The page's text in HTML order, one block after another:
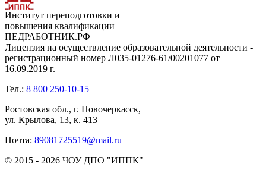
Институт переподготовки и
повышения квалификации
ПЕДРАБОТНИК.РФ
Лицензия на осуществление образовательной деятельности -
регистрационный номер Л035-01276-61/00201077 от
16.09.2019 г.
Тел.: 8 800 250-10-15
Ростовская обл., г. Новочеркасск,
ул. Крылова, 13, к. 413
Почта: 89081725519@mail.ru
© 2015 - 2026 ЧОУ ДПО "ИППК"